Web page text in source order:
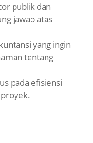
publik dan
jawab atas
yang ingin
tentang
pada efisiensi